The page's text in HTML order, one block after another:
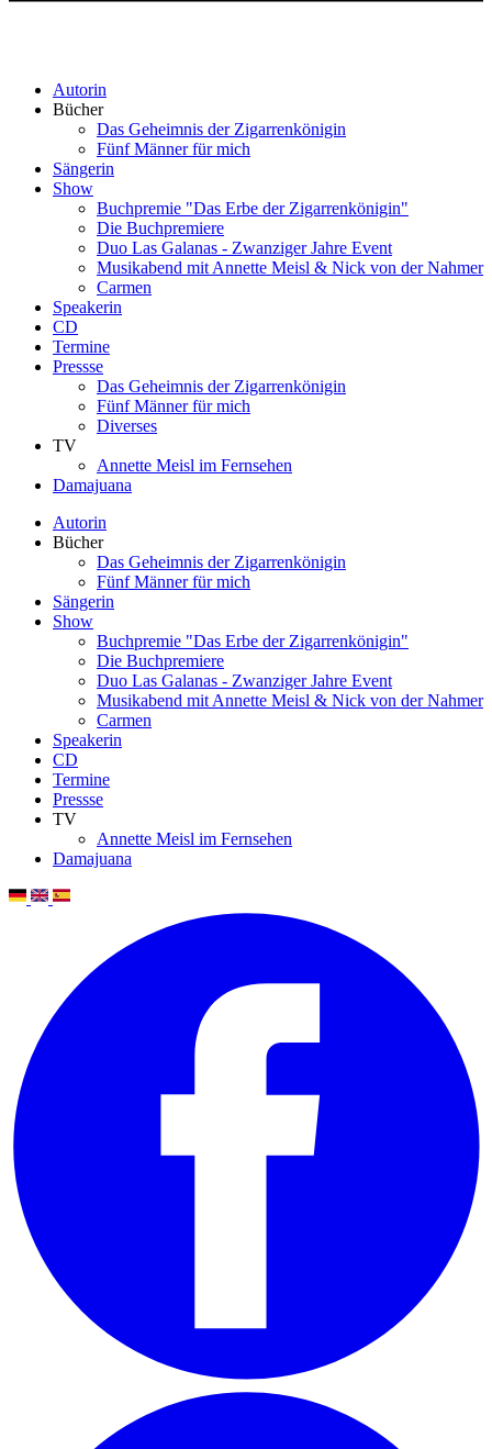
Autorin
Bücher
Das Geheimnis der Zigarrenkönigin
Fünf Männer für mich
Sängerin
Show
Buchpremie "Das Erbe der Zigarrenkönigin"
Die Buchpremiere
Duo Las Galanas - Zwanziger Jahre Event
Musikabend mit Annette Meisl & Nick von der Nahmer
Carmen
Speakerin
CD
Termine
Pressse
Das Geheimnis der Zigarrenkönigin
Fünf Männer für mich
Diverses
TV
Annette Meisl im Fernsehen
Damajuana
Autorin
Bücher
Das Geheimnis der Zigarrenkönigin
Fünf Männer für mich
Sängerin
Show
Buchpremie "Das Erbe der Zigarrenkönigin"
Die Buchpremiere
Duo Las Galanas - Zwanziger Jahre Event
Musikabend mit Annette Meisl & Nick von der Nahmer
Carmen
Speakerin
CD
Termine
Pressse
TV
Annette Meisl im Fernsehen
Damajuana